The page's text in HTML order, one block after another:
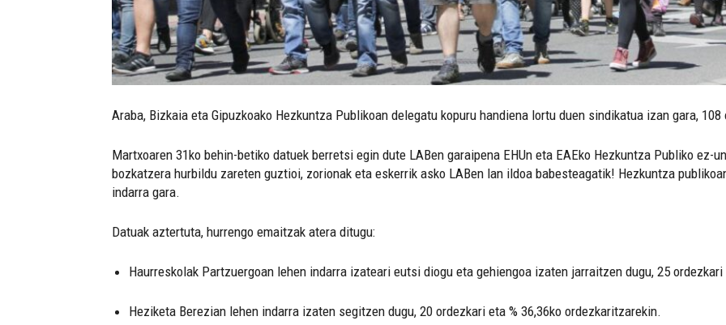
Araba, Bizkaia eta Gipuzkoako Hezkuntza Publikoan delegatu kopuru handiena lortu duen sindikatua izan gara, 108
Martxoaren 31ko behin-betiko datuek berretsi egin dute LABen garaipena EHUn eta EAEko Hezkuntza Publiko ez-
bozkatzera hurbildu zareten guztioi, zorionak eta eskerrik asko LABen lan ildoa babesteagatik! Hezkuntza
indarra gara.
Datuak aztertuta, hurrengo emaitzak atera ditugu:
Haurreskolak Partzuergoan lehen indarra izateari eutsi diogu eta gehiengoa izaten jarraitzen dugu, 25
Heziketa Berezian lehen indarra izaten segitzen dugu, 20 ordezkari eta % 36,36ko ordezkaritzarekin.